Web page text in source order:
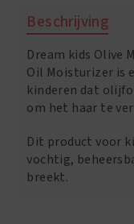
oz/250ml
aantal
Beschrijving
Dream kids Olive
Oil Moisturizer is
kinderen dat
om het haar te
Dit product voor
vochtig,
breekt.